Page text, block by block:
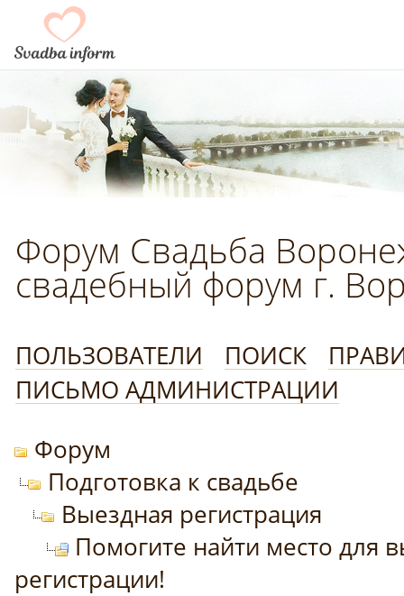
Форум Свадьба
свадебный форум г.
ПОЛЬЗОВАТЕЛИ ПОИСК
ПИСЬМО АДМИНИСТРАЦИИ
Форум
Подготовка к свадьбе
Выездная регистрация
Помогите найти место для
регистрации!